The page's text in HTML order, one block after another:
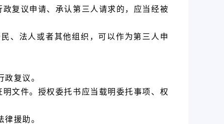
复议申请、承认第三人请求的，应当经被
、法人或者其他组织，可以作为第三人申
复议。
文件。授权委托书应当载明委托事项、权
援助。